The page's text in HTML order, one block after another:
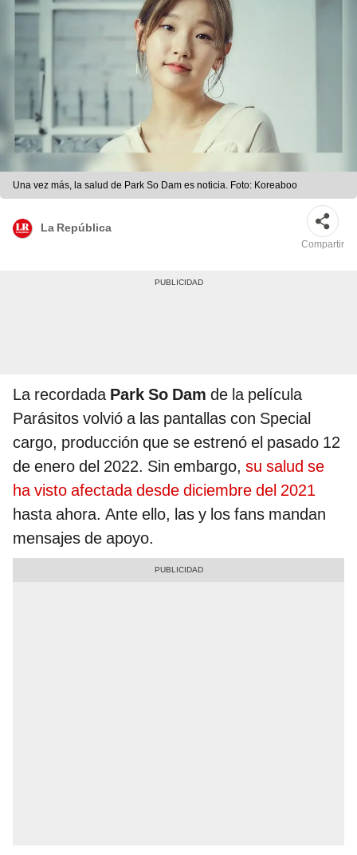
Una vez más, la salud de Park So Dam es noticia. Foto: Koreaboo
La República
Compartir
La recordada Park So Dam de la película
Parásitos volvió a las pantallas con Special
cargo, producción que se estrenó el pasado 12
de enero del 2022. Sin embargo, su salud se
ha visto afectada desde diciembre del 2021
hasta ahora. Ante ello, las y los fans mandan
mensajes de apoyo.